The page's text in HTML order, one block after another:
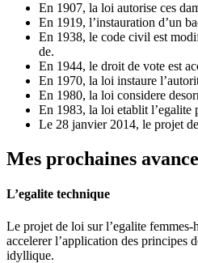
En 1907, la loi autorise ces
En 1919, l’instauration d’un
En 1938, le code civil est
de.
En 1944, le droit de vote est
En 1970, la loi instaure
En 1980, la loi considere
En 1983, la loi etablit l’egalite
Le 28 janvier 2014, le projet
Mes prochaines
L’egalite technique
Le projet de loi sur l’egalite
accelerer l’application des principes
idyllique.